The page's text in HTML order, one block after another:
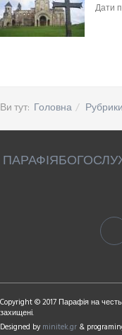
Дати
Ви тут: Головна Рубрики
ПАРАФІЯ
Copyright © 2017 Парафія на
захищені.
Designed by minitek.gr &